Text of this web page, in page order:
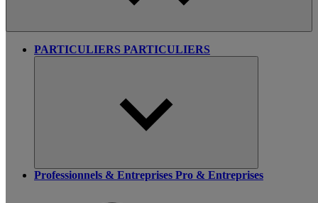
PARTICULIERS PARTICULIERS
Professionnels & Entreprises Pro & Entreprises